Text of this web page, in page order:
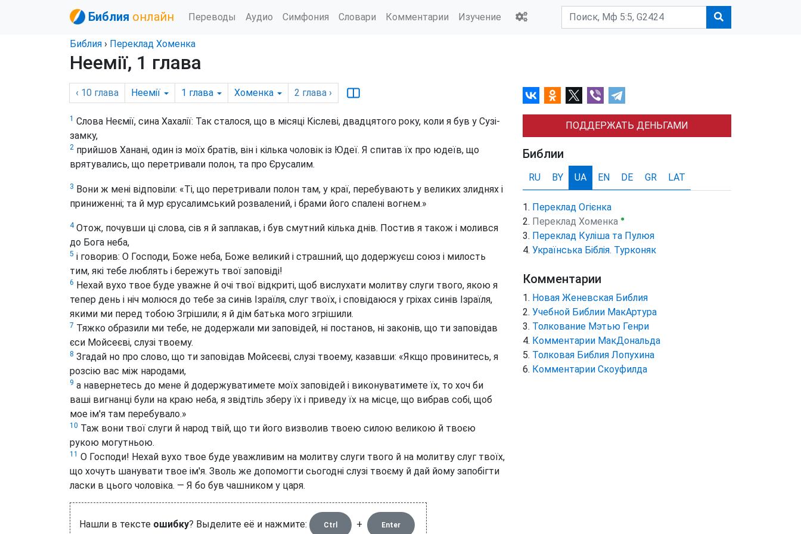
Библия онлайн Переводы Аудио Симфония Словари Комментарии Изучение
Библия › Переклад Хоменка
Неемії, 1 глава
‹ 10 глава Неемії 1 глава Хоменка 2 глава ›
1 Слова Неємії, сина Хахалії: Так сталося, що в місяці Кіслеві, двадцятого року, коли я був у Сузі-
замку,
2 прийшов Ханані, один із моїх братів, він і кілька чоловік із Юдеї. Я спитав їх про юдеїв, що
врятувались, що перетривали полон, та про Єрусалим.
3 Вони ж мені відповіли: «Ті, що перетривали полон там, у краї, перебувають у великих злиднях і
приниженні; та й мур єрусалимський розвалений, і брами його спалені вогнем.»
4Отож, почувши ці слова, сів я й заплакав, і був смутний кілька днів. Постив я також і молився
до Бога неба,
5 і говорив: О Господи, Боже неба, Боже великий і страшний, що додержуєш союз і милость
тим, які тебе люблять і бережуть твої заповіді!
6 Нехай вухо твое буде уважне й очі твої відкриті, щоб вислухати молитву слуги твого, якою я
тепер день і ніч молюся до тебе за синів Ізраїля, слуг твоїх, і сповідаюся у гріхах синів Ізраїля,
якими ми перед тобою Згрішили; я й дім батька мого згрішили.
7 Тяжко образили ми тебе, не додержали ми заповідей, ні постанов, ні законів, що ти заповідав
єси Мойсеєві, слузі твоему.
8 Згадай но про слово, що ти заповідав Мойсеєві, слузі твоему, казавши: «Якщо провинитесь, я
розсію вас між народами,
9 а навернетесь до мене й додержуватимете моїх заповідей і виконуватимете їх, то хоч би
ваші вигнанці були на краю неба, я звідтіль зберу їх і приведу їх на місце, що вибрав собі, щоб
мое ім'я там перебувало.»
10 Таж вони твої слуги й народ твій, що ти його визволив твоею силою великою й твоєю
рукою могутньою.
11 О Господи! Нехай вухо твое буде уважливим на молитву слуги твого й на молитву слуг твоїх,
що хочуть шанувати твое ім'я. Зволь же допомогти сьогодні слузі твоєму й дай йому запобігти
ласки в цього чоловіка. — Я бо був чашником у царя.
Нашли в тексте ошибку? Выделите её и нажмите: Ctrl + Enter
ПОДДЕРЖАТЬ ДЕНЬГАМИ
Библии
RU BY UA EN DE GR LAT
Переклад Огієнка
Переклад Хоменка ●
Переклад Куліша та Пулюя
Українська Біблія. Турконяк
Комментарии
Новая Женевская Библия
Учебной Библии МакАртура
Толкование Мэтью Генри
Комментарии МакДональда
Толковая Библия Лопухина
Комментарии Скоуфилда